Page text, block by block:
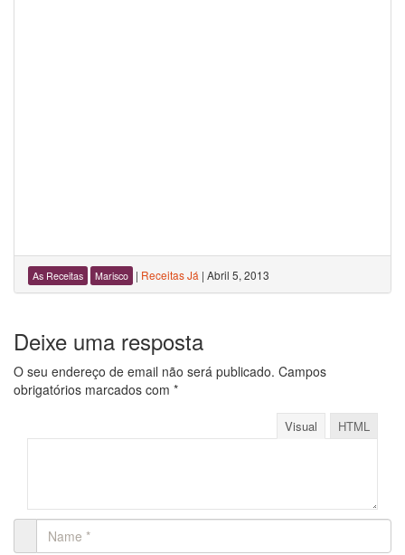
As Receitas Marisco | Receitas Já | Abril 5, 2013
Deixe uma resposta
O seu endereço de email não será publicado. Campos
obrigatórios marcados com *
Visual HTML